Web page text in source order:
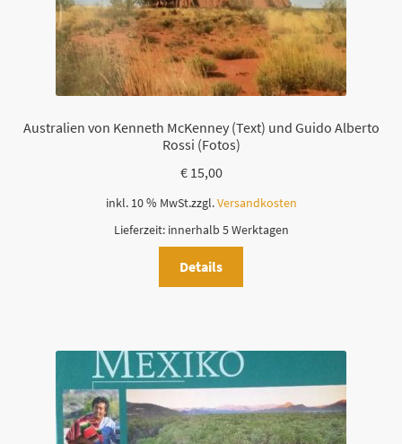
Australien von Kenneth McKenney (Text) und Guido Alberto
Rossi (Fotos)
€15,00
inkl. 10 % MwSt.zzgl.Versandkosten
Lieferzeit: innerhalb 5 Werktagen
Details